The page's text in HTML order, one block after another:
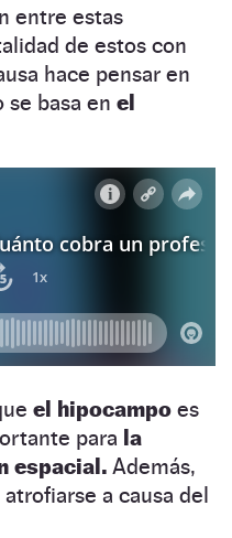
entre estas
de estos con
hace pensar en
basa en el
el hipocampo es
para la
espacial. Además,
a causa del